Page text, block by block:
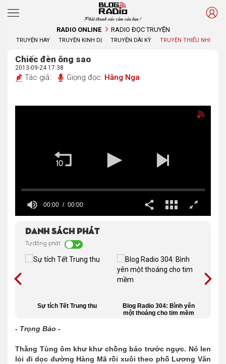
Phát thanh xúc cảm của bạn !
RADIO ONLINE RADIO ĐỌC TRUYỆN
TRUYỆN HAY TRUYỆN KINH DỊ TRUYỆN DÀI KỲ TRUYỆN THIẾU NHI
Chiếc đèn ông sao
2013-09-24 17:38
Tác giả: Giọng đọc: Hằng Nga
00:00 00:00
Danh sách phát
Tự động phát
Sự tích Tết Trung thu
Blog Radio 304: Bình yên
một thoáng cho tim mềm
- Trọng Bảo -
Thằng Tùng ôm khư khư chồng báo trước ngực. Nó len
lỏi đi dọc đường Hàng Mã rồi xuôi theo phố Lương Văn